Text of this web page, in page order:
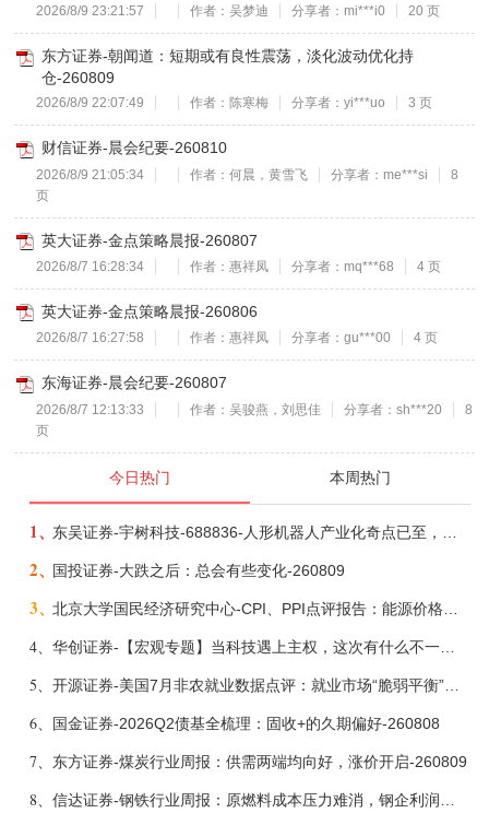
2026/8/9 23:21:57 作者：吴梦迪 分享者：mi***i0 20 页
东方证券-朝闻道：短期或有良性震荡，淡化波动优化持
仓-260809
2026/8/9 22:07:49 作者：陈寒梅 分享者：yi***uo 3 页
财信证券-晨会纪要-260810
2026/8/9 21:05:34 作者：何晨，黄雪飞 分享者：me***si
8
页
英大证券-金点策略晨报-260807
2026/8/7 16:28:34 作者：惠祥凤 分享者：mq***68 4 页
英大证券-金点策略晨报-260806
2026/8/7 16:27:58 作者：惠祥凤 分享者：gu***00 4 页
东海证券-晨会纪要-260807
2026/8/7 12:13:33 作者：吴骏燕，刘思佳 分享者：sh***20
8
页
今日热门 本周热门
1、
2、国投证券-大跌之后：总会有些变化-260809
3、 北京大学国民经济研究中心-CPI、PPI点评报告：能源价格继续下降，通胀率小幅走低-260809
4、 华创证券-【宏观专题】当科技遇上主权，这次有什么不一样？——海外科技思辨系列五-260808
5、 开源证券-美国7月非农就业数据点评：就业市场“脆弱平衡”，美联储加息动力并不高-260808
6、 国金证券-2026Q2债基全梳理：固收+的久期偏好-260808
7、 东方证券-煤炭行业周报：供需两端均向好，涨价开启-260809
8、